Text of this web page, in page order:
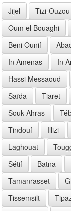
Jijel Tizi-Ouzou
Oum el Bouaghi
Beni Ounif
In Amenas
In
Hassi Messaoud
Saïda
Tiaret
Souk Ahras
Tindouf
Illizi
Laghouat
Sétif
Batna
Tamanrasset
Tissemsilt